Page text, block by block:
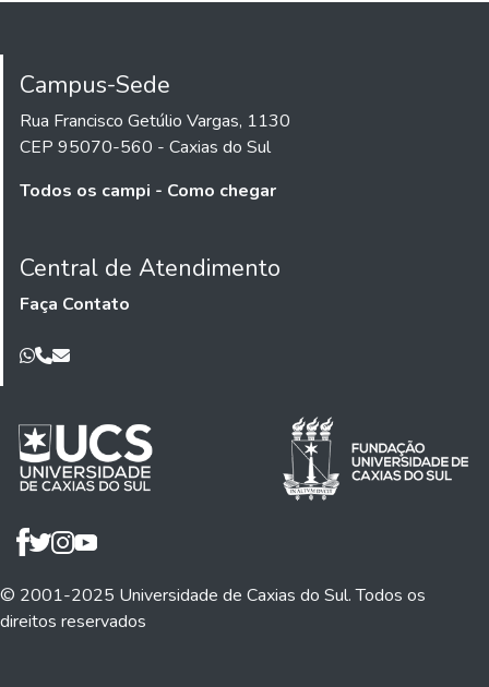
Campus-Sede
Rua Francisco Getúlio Vargas, 1130
CEP 95070-560 - Caxias do Sul
Todos os campi - Como chegar
Central de Atendimento
Faça Contato
© 2001-2025 Universidade de Caxias do Sul. Todos os
direitos reservados